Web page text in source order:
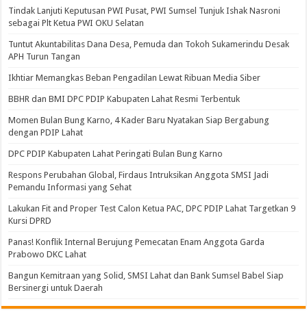
Tindak Lanjuti Keputusan PWI Pusat, PWI Sumsel Tunjuk Ishak Nasroni
sebagai Plt Ketua PWI OKU Selatan
Tuntut Akuntabilitas Dana Desa, Pemuda dan Tokoh Sukamerindu Desak
APH Turun Tangan
Ikhtiar Memangkas Beban Pengadilan Lewat Ribuan Media Siber
BBHR dan BMI DPC PDIP Kabupaten Lahat Resmi Terbentuk
Momen Bulan Bung Karno, 4 Kader Baru Nyatakan Siap Bergabung
dengan PDIP Lahat
DPC PDIP Kabupaten Lahat Peringati Bulan Bung Karno
Respons Perubahan Global, Firdaus Intruksikan Anggota SMSI Jadi
Pemandu Informasi yang Sehat
Lakukan Fit and Proper Test Calon Ketua PAC, DPC PDIP Lahat Targetkan 9
Kursi DPRD
Panas! Konflik Internal Berujung Pemecatan Enam Anggota Garda
Prabowo DKC Lahat
Bangun Kemitraan yang Solid, SMSI Lahat dan Bank Sumsel Babel Siap
Bersinergi untuk Daerah